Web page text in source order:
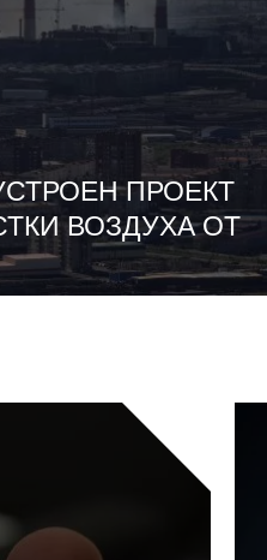
ПРОЕКТ
ВОЗДУХА ОТ